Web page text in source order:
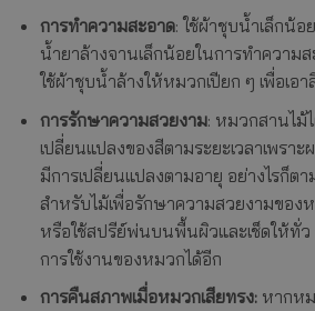
การทำความสะอาด: ใช้ผ้าชุบน้ำเล็กน้
น้ำยาล้างจานเล็กน้อยในการทำความ
ใช้ผ้าชุบน้ำล้างให้หมวกเปียก ๆ เพื่อเอ
การรักษาความสวยงาม: หมวกสานไม้
เปลี่ยนแปลงของสีตามระยะเวลาเพร
มีการเปลี่ยนแปลงตามอายุ อย่างไรก็ตา
สำหรับไม้เพื่อรักษาความสวยงามของ
หรือใช้สปรีย์พ่นบนพื้นผิวและเช็ดให้ทั่ว
การใช้งานของหมวกได้อีก
การคืนสภาพเมื่อหมวกเสียทรง:หากหม